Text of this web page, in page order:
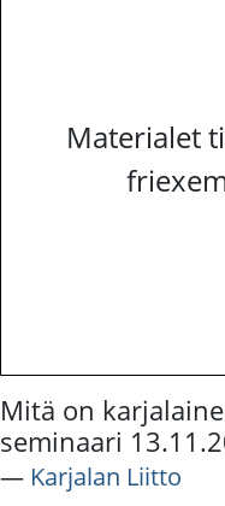
Materialet
Mitä on
seminaari
― Karjalan Liitto